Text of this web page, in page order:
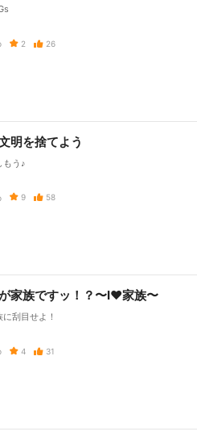
2
26
明を捨てよう
もう♪
9
58
家族ですッ！？〜I♥家族〜
刮目せよ！
4
31